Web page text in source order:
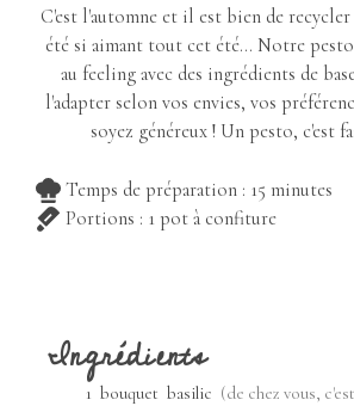
C'est l'automne et il est bien de
été si aimant tout cet été... Notre
au feeling avec des ingrédients de
l'adapter selon vos envies, vos
soyez généreux ! Un pesto, c'est
Temps de préparation : 15 minutes
minutes
Portions : 1 pot à confiture
Ingrédients
1 bouquet basilic (de chez vous, c'est